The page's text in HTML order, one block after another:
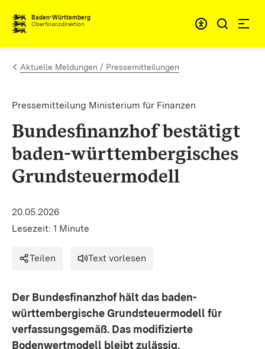
Zum Inhalt springen
Baden-Württemberg
Oberfinanzdirektion
Aktuelle Meldungen / Pressemitteilungen
Pressemitteilung Ministerium für Finanzen
Bundesfinanzhof bestätigt
baden-württembergisches
Grundsteuermodell
20.05.2026
Lesezeit: 1 Minute
Teilen Text vorlesen
Der Bundesfinanzhof hält das baden-
württembergische Grundsteuermodell für
verfassungsgemäß. Das modifizierte
Bodenwertmodell bleibt zulässig.